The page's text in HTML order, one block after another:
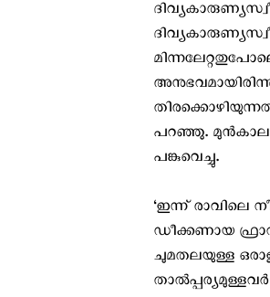
പറഞ്ഞു. മുന്‍കാല
പങ്കുവെച്ചു.
‘ഇന്ന് രാവിലെ
ഡീക്കണായ
ചുമതലയുള്ള